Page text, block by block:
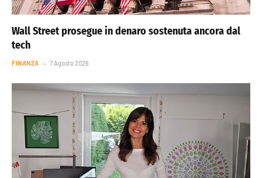
Wall Street prosegue in denaro sostenuta ancora dal
tech
FINANZA 7 Agosto 2026